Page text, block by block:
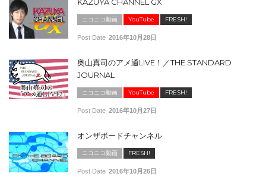
ニコニコ動画 YouTube FRESH!
Post Date 2016年10月28日
奥山真司のアメ通LIVE！／THE STANDARD
JOURNAL
ニコニコ動画 YouTube FRESH!
Post Date 2016年10月27日
オンザボードチャンネル
ニコニコ動画 FRESH!
Post Date 2016年10月26日